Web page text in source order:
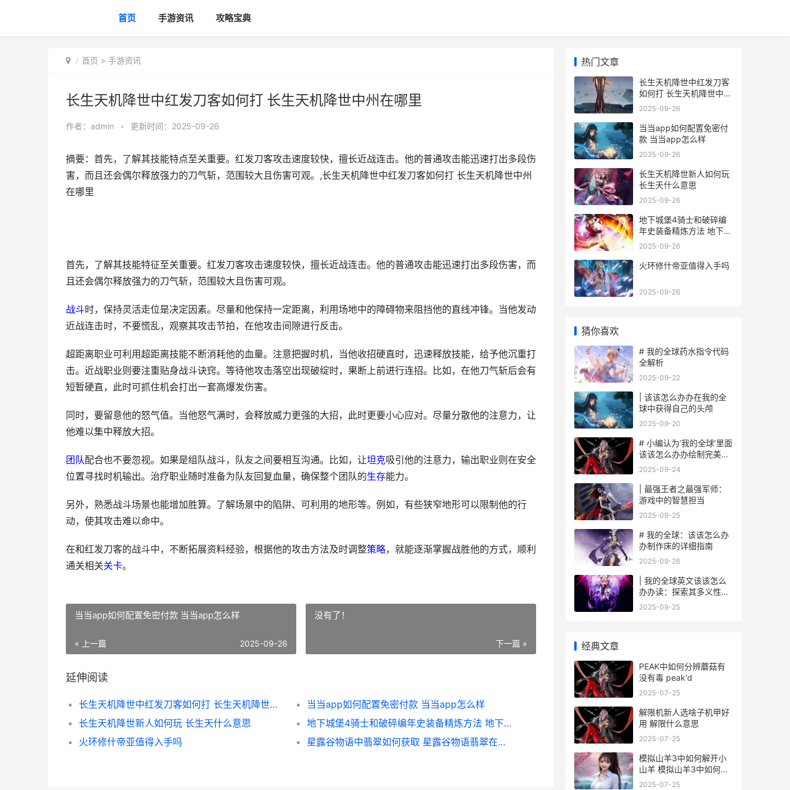
首页 手游资讯 攻略宝典
首页 > 手游资讯
长生天机降世中红发刀客如何打 长生天机降世中州在哪里
作者： admin • 更新时间：2025-09-26
摘要：首先，了解其技能特点至关重要。红发刀客攻击速度较快，擅长近战连击。他的普通攻击能迅速打出多段伤
害，而且还会偶尔释放强力的刀气斩，范围较大且伤害可观。,长生天机降世中红发刀客如何打 长生天机降世中州
在哪里
首先，了解其技能特征至关重要。红发刀客攻击速度较快，擅长近战连击。他的普通攻击能迅速打出多段伤害，而
且还会偶尔释放强力的刀气斩，范围较大且伤害可观。
战斗时，保持灵活走位是决定因素。尽量和他保持一定距离，利用场地中的障碍物来阻挡他的直线冲锋。当他发动
近战连击时，不要慌乱，观察其攻击节拍，在他攻击间隙进行反击。
超距离职业可利用超距离技能不断消耗他的血量。注意把握时机，当他收招硬直时，迅速释放技能，给予他沉重打
击。近战职业则要注重贴身战斗诀窍。等待他攻击落空出现破绽时，果断上前进行连招。比如，在他刀气斩后会有
短暂硬直，此时可抓住机会打出一套高爆发伤害。
同时，要留意他的怒气值。当他怒气满时，会释放威力更强的大招，此时更要小心应对。尽量分散他的注意力，让
他难以集中释放大招。
团队配合也不要忽视。如果是组队战斗，队友之间要相互沟通。比如，让坦克吸引他的注意力，输出职业则在安全
位置寻找时机输出。治疗职业随时准备为队友回复血量，确保整个团队的生存能力。
另外，熟悉战斗场景也能增加胜算。了解场景中的陷阱、可利用的地形等。例如，有些狭窄地形可以限制他的行
动，使其攻击难以命中。
在和红发刀客的战斗中，不断拓展资料经验，根据他的攻击方法及时调整策略，就能逐渐掌握战胜他的方式，顺利
通关相关关卡。
当当app如何配置免密付款 当当app怎么样
« 上一篇 2025-09-26
没有了！
下一篇 »
延伸阅读
长生天机降世中红发刀客如何打 长生天机降世中州在哪里
当当app如何配置免密付款 当当app怎么样
长生天机降世新人如何玩 长生天什么意思
地下城堡4骑士和破碎编年史装备精炼方法 地下城堡4骑士与破碎编年史惊悸荒野攻略
火环修什帝亚值得入手吗
星露谷物语中翡翠如何获取 星露谷物语翡翠在多少层
热门文章
长生天机降世中红发刀客
如何打 长生天机降世中州
在哪里
2025-09-26
当当app如何配置免密付
款 当当app怎么样
2025-09-26
长生天机降世新人如何玩
长生天什么意思
2025-09-26
地下城堡4骑士和破碎编
年史装备精炼方法 地下城
堡4骑士与破碎编年史惊
2025-09-26
火环修什帝亚值得入手吗
2025-09-26
猜你喜欢
# 我的全球药水指令代码
全解析
2025-09-22
| 该该怎么办办在我的全
球中获得自己的头颅
2025-09-20
# 小编认为‘我的全球’里面
该该怎么办办绘制完美的
圆形
2025-09-24
| 最强王者之最强军师：
游戏中的智慧担当
2025-09-25
# 我的全球：该该怎么办
办制作床的详细指南
2025-09-26
| 我的全球英文该该怎么
办办读：探索其多义性与
魅力
2025-09-25
经典文章
PEAK中如何分辨蘑菇有
没有毒 peak'd
2025-07-25
解限机新人选啥子机甲好
用 解限什么意思
2025-07-25
模拟山羊3中如何解开小
山羊 模拟山羊3中如何解
锁所有背饰
2025-07-25